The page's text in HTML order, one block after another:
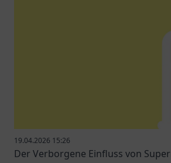
19.04.2026 15:26
Der Verborgene Einfluss von